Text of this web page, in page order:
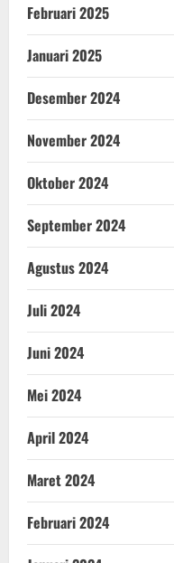
Februari 2025
Januari 2025
Desember 2024
November 2024
Oktober 2024
September 2024
Agustus 2024
Juli 2024
Juni 2024
Mei 2024
April 2024
Maret 2024
Februari 2024